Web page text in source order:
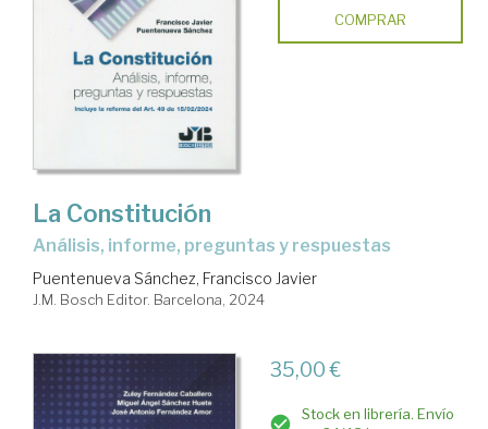
COMPRAR
La Constitución
análisis, informe, preguntas y respuestas
Puentenueva Sánchez, Francisco Javier
J.M. Bosch Editor. Barcelona, 2024
35,00 €
Stock en librería. Envío